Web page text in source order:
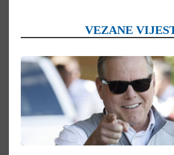
VEZANE